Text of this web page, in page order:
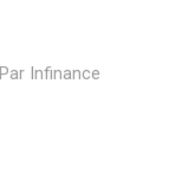
Par Infinance